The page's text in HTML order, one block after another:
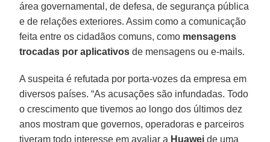
área governamental, de defesa, de segurança pública
e de relações exteriores. Assim como a comunicação
feita entre os cidadãos comuns, como mensagens
trocadas por aplicativos de mensagens ou e-mails.
A suspeita é refutada por porta-vozes da empresa em
diversos países. “As acusações são infundadas. Todo
o crescimento que tivemos ao longo dos últimos dez
anos mostram que governos, operadoras e parceiros
tiveram todo interesse em avaliar a Huawei de uma